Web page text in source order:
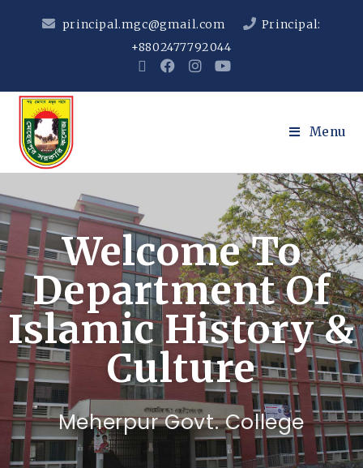
principal.mgc@gmail.com
Principal:
+8802477792044
Menu
Welcome To
Department Of
Islamic History &
Culture
Meherpur Govt. College